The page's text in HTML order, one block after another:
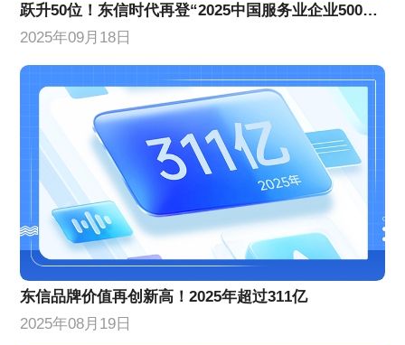
跃升50位！东信时代再登“2025中国服务业企业500强”榜单
2025年09月18日
东信品牌价值再创新高！2025年超过311亿
2025年08月19日